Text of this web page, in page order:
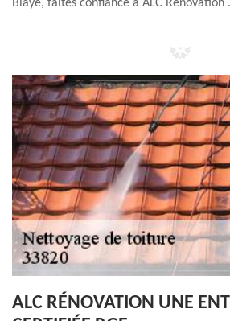
Blaye, faites confiance à ALC Rénovation .
ALC RÉNOVATION UNE